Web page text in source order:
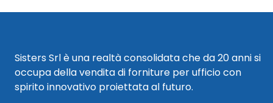
Sisters Srl è una realtà consolidata che da 20 anni si
occupa della vendita di forniture per ufficio con
spirito innovativo proiettata al futuro.